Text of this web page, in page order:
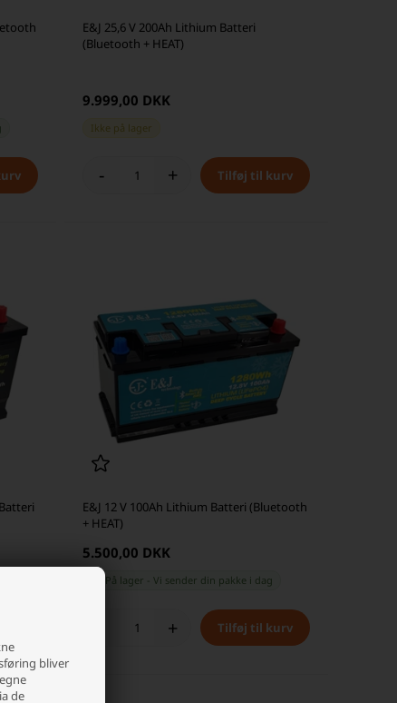
bliver
de
E&J 25,6 V 200Ah Lithium Batteri
(Bluetooth + HEAT)
9.999,00 DKK
Ikke på lager
- +
E&J 12 V 100Ah Lithium Batteri (Bluetooth
+ HEAT)
5.500,00 DKK
På lager -Vi sender din pakke i dag
+